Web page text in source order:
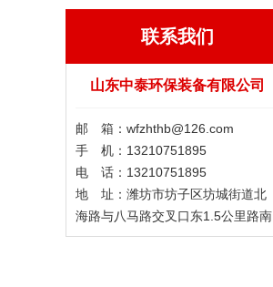
联系我们
山东中泰环保装备有限公司
邮 箱：wfzhthb@126.com
手 机：13210751895
电 话：13210751895
地 址：潍坊市坊子区坊城街道北
海路与八马路交叉口东1.5公里路南